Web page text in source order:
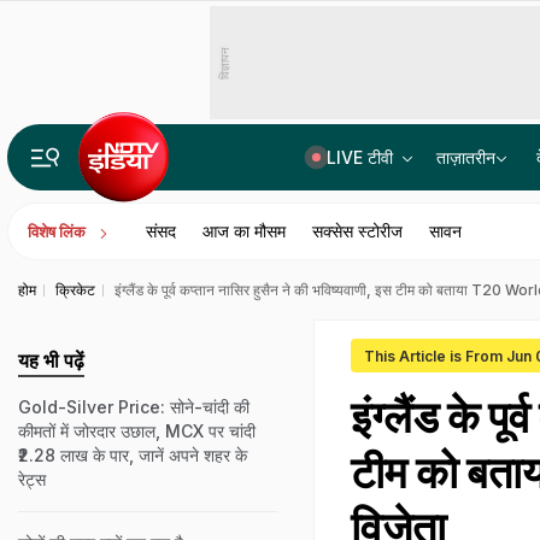
विज्ञापन
LIVE टीवी ताज़ातरीन
विशेष लिंक संसद आज का मौसम सक्सेस स्टोरीज सावन
होम क्रिकेट इंग्लैंड के पूर्व कप्तान नासिर हुसैन ने की भविष्यवाणी, इस टीम को बताया T20
This Article is From Jun
इंग्लैंड के
टीम को
विजेता
यह भी पढ़ें
Gold-Silver Price: सोने-चांदी की
कीमतों में जोरदार उछाल, MCX पर चांदी
₹2.28 लाख के पार, जानें अपने शहर के
रेट्स